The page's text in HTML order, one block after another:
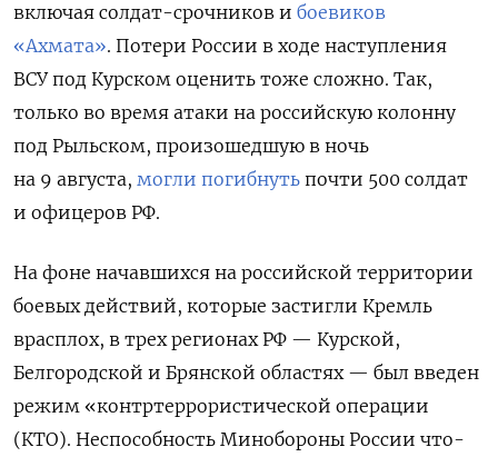
включая солдат-срочников и боевиков
«Ахмата». Потери России в ходе наступления
ВСУ под Курском оценить тоже сложно. Так,
только во время атаки на российскую колонну
под Рыльском, произошедшую в ночь
на 9 августа, могли погибнуть почти 500 солдат
и офицеров РФ.
На фоне начавшихся на российской территории
боевых действий, которые застигли Кремль
врасплох, в трех регионах РФ — Курской,
Белгородской и Брянской областях — был введен
режим «контртеррористической операции
(КТО). Неспособность Минобороны России что-